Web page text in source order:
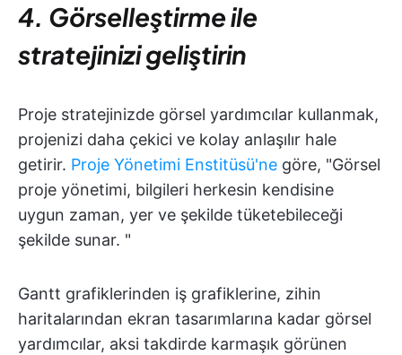
4. Görselleştirme ile
stratejinizi geliştirin
Proje stratejinizde görsel yardımcılar kullanmak,
projenizi daha çekici ve kolay anlaşılır hale
getirir. Proje Yönetimi Enstitüsü'ne göre, "Görsel
proje yönetimi, bilgileri herkesin kendisine
uygun zaman, yer ve şekilde tüketebileceği
şekilde sunar. "
Gantt grafiklerinden iş grafiklerine, zihin
haritalarından ekran tasarımlarına kadar görsel
yardımcılar, aksi takdirde karmaşık görünen